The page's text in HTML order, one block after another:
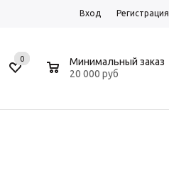
Вход Регистрация
0
Минимальный заказ
20 000 руб